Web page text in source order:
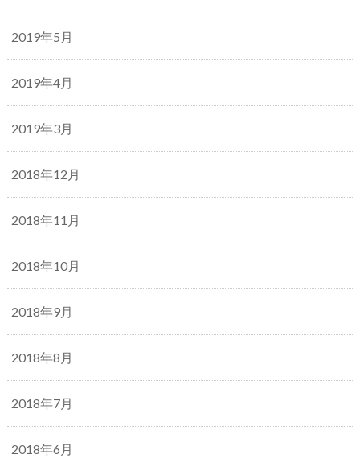
2019年5月
2019年4月
2019年3月
2018年12月
2018年11月
2018年10月
2018年9月
2018年8月
2018年7月
2018年6月